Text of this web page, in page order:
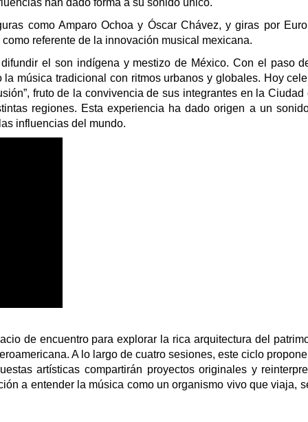
como Amparo Ochoa y Óscar Chávez, y giras por
referente de la innovación musical mexicana.
el son indígena y mestizo de México. Con el paso
música tradicional con ritmos urbanos y globales. Hoy
fruto de la convivencia de sus integrantes en la Ciudad
regiones. Esta experiencia ha dado origen a un
influencias del mundo.
de encuentro para explorar la rica arquitectura del
A lo largo de cuatro sesiones, este ciclo
artísticas compartirán proyectos originales y
a entender la música como un organismo vivo que viaja,